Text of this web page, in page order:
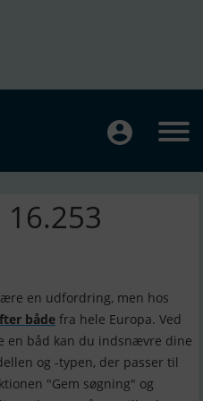
en udfordring, men hos
både fra hele Europa. Ved
en båd kan du indsnævre dine
og -typen, der passer til
"Gem søgning" og